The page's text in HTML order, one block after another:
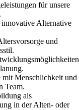
für unsere
Alternative
und
mit Menschlichkeit und
Team.
als
in der Alten- oder